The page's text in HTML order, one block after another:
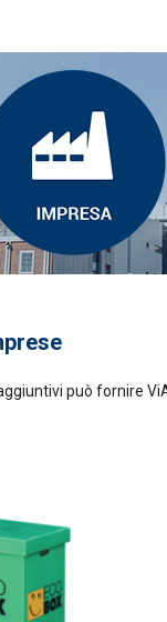
può fornire